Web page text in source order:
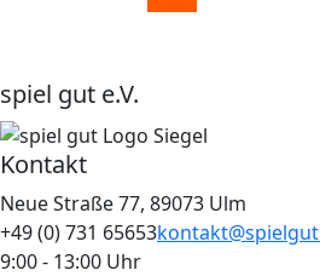
spiel gut e.V.
Kontakt
Neue Straße 77, 89073 Ulm
+49 (0) 731 65653
9:00 - 13:00 Uhr